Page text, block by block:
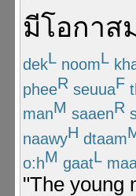
มีโอกาส
dekL noomL
pheeR seuuaF
manM saaenR
naawyH dtaam
o:hM gaatL
"The young